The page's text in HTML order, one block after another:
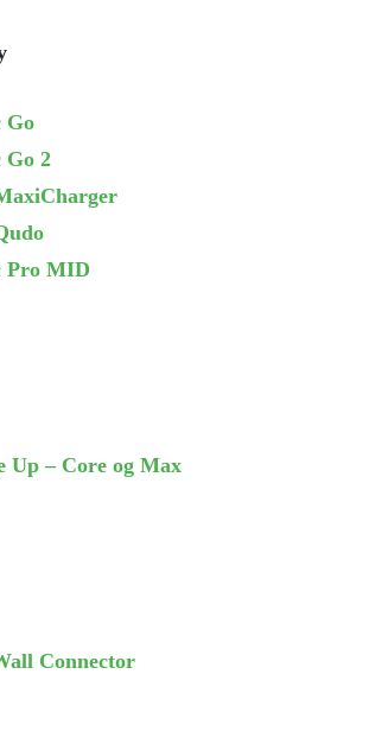
Go
Go 2
Pro MID
Up – Core og Max
Connector